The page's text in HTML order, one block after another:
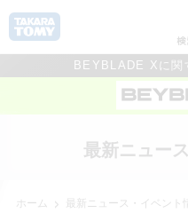
BEYBLADE Xに関
最新ニュー
ホーム 最新ニュース・イベント